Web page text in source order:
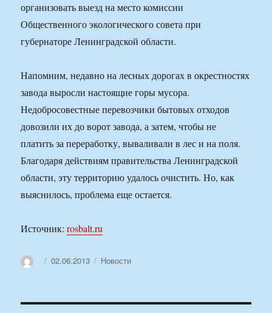
организовать выезд на место комиссии
Общественного экологического совета при
губернаторе Ленинградской области.
Напомним, недавно на лесных дорогах в окрестностях
завода выросли настоящие горы мусора.
Недобросовестные перевозчики бытовых отходов
довозили их до ворот завода, а затем, чтобы не
платить за переработку, вываливали в лес и на поля.
Благодаря действиям правительства Ленинградской
области, эту территорию удалось очистить. Но, как
выяснилось, проблема еще остается.
Источник:rosbalt.ru
АвторОпубликовано
02.06.2013 Рубрики
Новости